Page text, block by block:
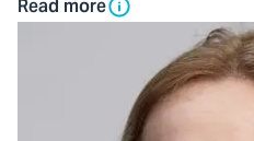
Read more